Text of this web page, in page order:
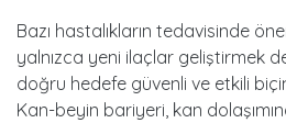
Bazı hastalıkların tedavisinde
yalnızca yeni ilaçlar geliştirmek
doğru hedefe güvenli ve etkili
Kan-beyin bariyeri, kan